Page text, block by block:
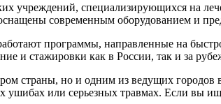
учреждений, специализирующихся на
современным оборудованием и
программы, направленные на
и стажировки как в России, так и за
страны, но и одним из ведущих
или серьезных травмах. Если вы